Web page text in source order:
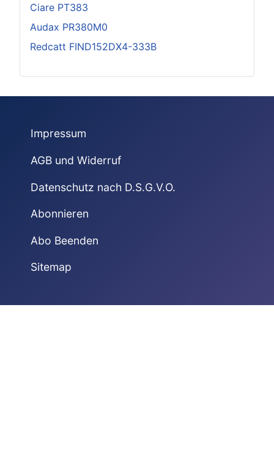
Ciare PT383
Audax PR380M0
Redcatt FIND152DX4-333B
Impressum
AGB und Widerruf
Datenschutz nach D.S.G.V.O.
Abonnieren
Abo Beenden
Sitemap